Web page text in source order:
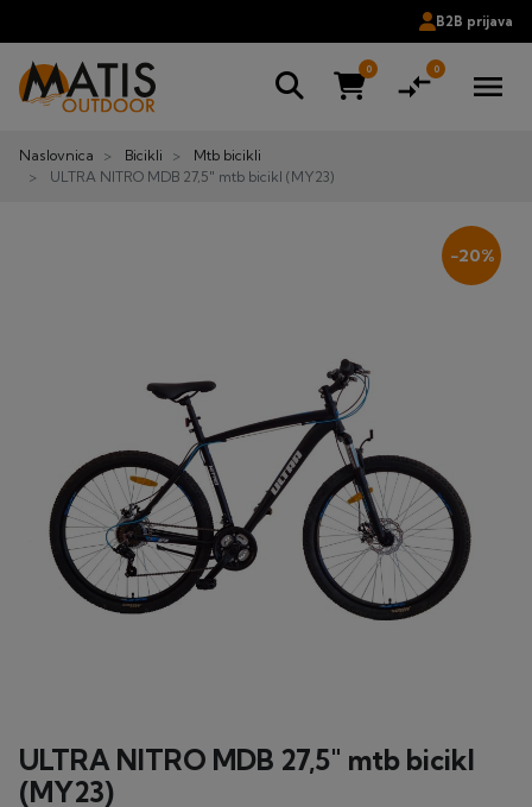
B2B prijava
0 compare_arrows0 menu
Naslovnica Bicikli
Mtb bicikli
ULTRA NITRO MDB 27,5" mtb bicikl (MY23)
−20%
ULTRA NITRO MDB 27,5" mtb bicikl
(MY23)